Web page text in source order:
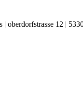
| oberdorfstrasse 12 |